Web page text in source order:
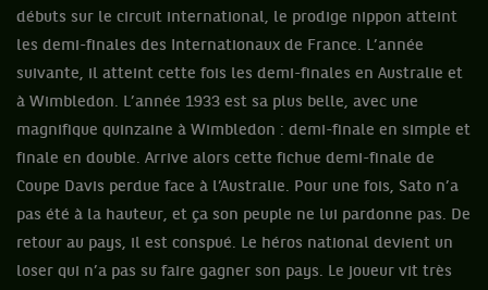
débuts sur le circuit international, le prodige nippon atteint
les demi-finales des Internationaux de France. L’année
suivante, il atteint cette fois les demi-finales en Australie et
à Wimbledon. L’année 1933 est sa plus belle, avec une
magnifique quinzaine à Wimbledon : demi-finale en simple et
finale en double. Arrive alors cette fichue demi-finale de
Coupe Davis perdue face à l’Australie. Pour une fois, Sato n’a
pas été à la hauteur, et ça son peuple ne lui pardonne pas. De
retour au pays, il est conspué. Le héros national devient un
loser qui n’a pas su faire gagner son pays. Le joueur vit très